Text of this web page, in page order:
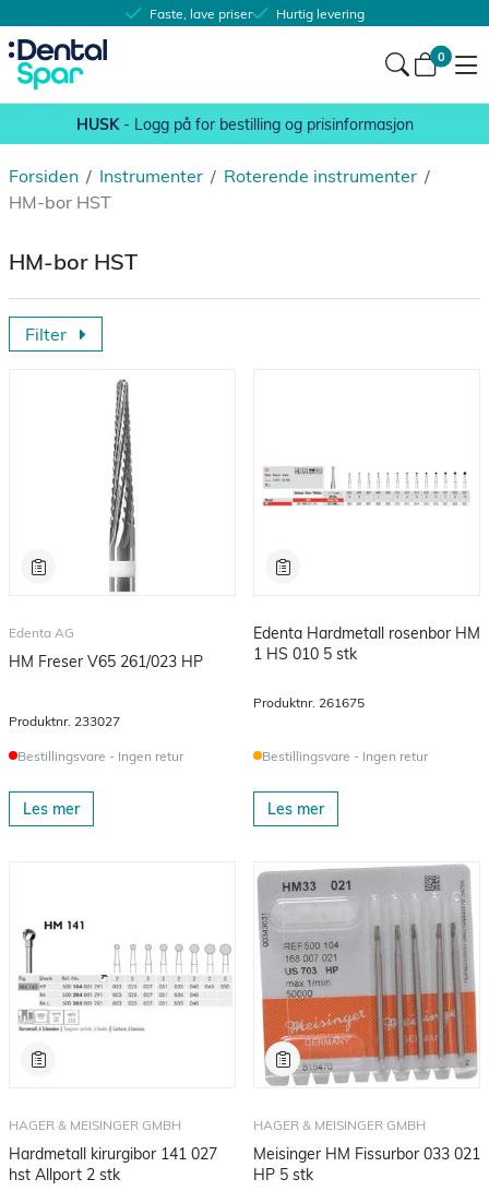
Faste, lave priser Hurtig levering
0
HUSK- Logg på for bestilling og prisinformasjon
/
Forsiden /
Instrumenter /
Roterende instrumenter
HM-bor HST
HM-bor HST
Filter
Edenta AG
HM Freser V65 261/023 HP
Produktnr. 233027
Bestillingsvare - Ingen retur
Les mer
Edenta Hardmetall rosenbor HM
1 HS 010 5 stk
Produktnr. 261675
Bestillingsvare - Ingen retur
Les mer
HAGER & MEISINGER GMBH
Hardmetall kirurgibor 141 027
hst Allport 2 stk
HAGER & MEISINGER GMBH
Meisinger HM Fissurbor 033 021
HP 5 stk